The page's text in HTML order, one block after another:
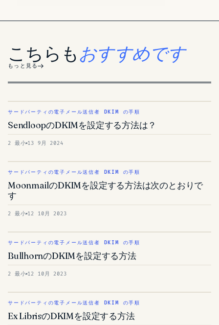
こちらもおすすめです
もっと見る
サードパーティの電子メール送信者 DKIM の手順
SendloopのDKIMを設定する方法は？
2 最小 13 9月 2024
サードパーティの電子メール送信者 DKIM の手順
MoonmailのDKIMを設定する方法は次のとおりで
す
2 最小 12 10月 2023
サードパーティの電子メール送信者 DKIM の手順
BullhornのDKIMを設定する方法
2 最小 12 10月 2023
サードパーティの電子メール送信者 DKIM の手順
Ex LibrisのDKIMを設定する方法